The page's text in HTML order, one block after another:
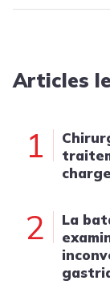
Articles
1
2
La